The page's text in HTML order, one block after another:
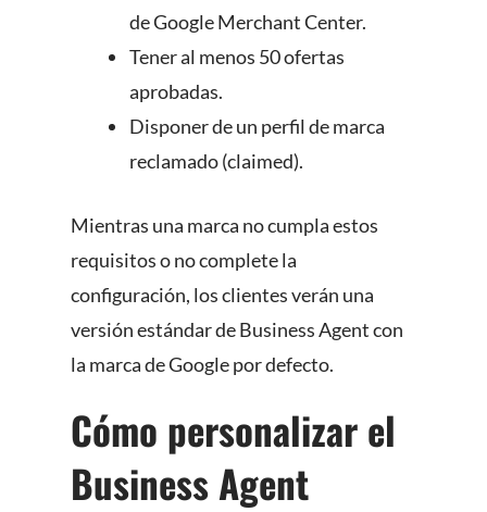
de Google Merchant Center.
Tener al menos 50 ofertas
aprobadas.
Disponer de un perfil de marca
reclamado (claimed).
Mientras una marca no cumpla estos
requisitos o no complete la
configuración, los clientes verán una
versión estándar de Business Agent con
la marca de Google por defecto.
Cómo personalizar el
Business Agent